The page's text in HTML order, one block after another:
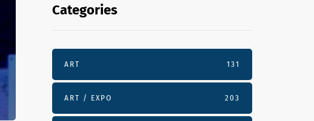
Categories
ART 131
ART / EXPO 203